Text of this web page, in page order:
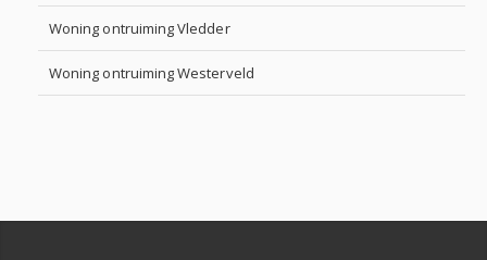
Woning ontruiming Vledder
Woning ontruiming Westerveld